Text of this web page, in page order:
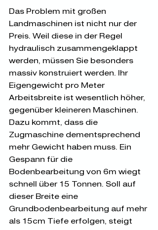
Das Problem mit großen
Landmaschinen ist nicht nur der
Preis. Weil diese in der Regel
hydraulisch zusammengeklappt
werden, müssen Sie besonders
massiv konstruiert werden. Ihr
Eigengewicht pro Meter
Arbeitsbreite ist wesentlich höher,
gegenüber kleineren Maschinen.
Dazu kommt, dass die
Zugmaschine dementsprechend
mehr Gewicht haben muss. Ein
Gespann für die
Bodenbearbeitung von 6m wiegt
schnell über 15 Tonnen. Soll auf
dieser Breite eine
Grundbodenbearbeitung auf mehr
als 15cm Tiefe erfolgen, steigt